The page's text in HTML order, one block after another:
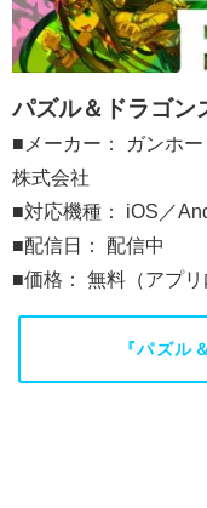
パズル＆ドラゴン
■メーカー： ガンホ
株式会社
■対応機種： iOS／
■配信日： 配信中
■価格： 無料（アプリ
『パズル